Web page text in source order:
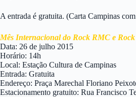
A entrada é gratuita. (Carta Campinas
Mês Internacional do Rock RMC e
Data: 26 de julho 2015
Horário: 14h
Local: Estação Cultura de Campinas
Entrada: Gratuita
Endereço: Praça Marechal Floriano
Estacionamento gratuito: Rua Francisco